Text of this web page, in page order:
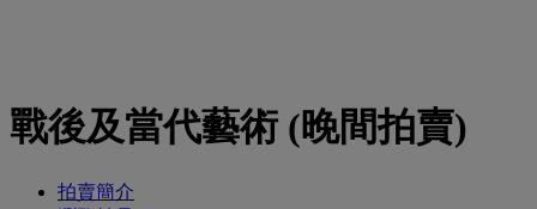
戰後及當代藝術 (晚間拍賣)
拍賣簡介